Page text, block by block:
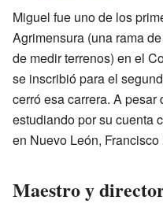
Miguel fue uno de los
Agrimensura (una rama
de medir terrenos) en el
se inscribió para el
cerró esa carrera. A
estudiando por su cuenta
en Nuevo León,
Maestro y